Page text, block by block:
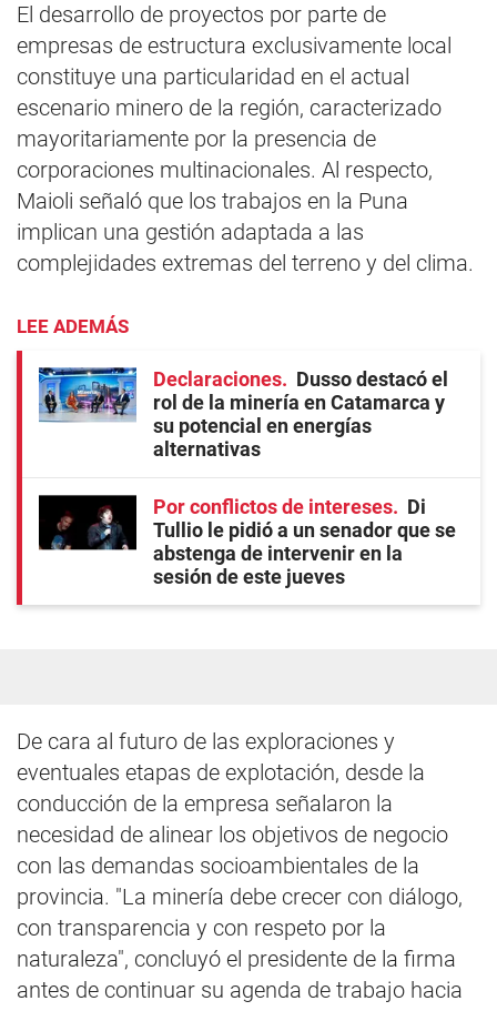
El desarrollo de proyectos por parte de
empresas de estructura exclusivamente local
constituye una particularidad en el actual
escenario minero de la región, caracterizado
mayoritariamente por la presencia de
corporaciones multinacionales. Al respecto,
Maioli señaló que los trabajos en la Puna
implican una gestión adaptada a las
complejidades extremas del terreno y del clima.
LEE ADEMÁS
Declaraciones
Dusso destacó el
rol de la minería en Catamarca y
su potencial en energías
alternativas
Por conflictos de intereses
Di
Tullio le pidió a un senador que se
abstenga de intervenir en la
sesión de este jueves
De cara al futuro de las exploraciones y
eventuales etapas de explotación, desde la
conducción de la empresa señalaron la
necesidad de alinear los objetivos de negocio
con las demandas socioambientales de la
provincia. "La minería debe crecer con diálogo,
con transparencia y con respeto por la
naturaleza", concluyó el presidente de la firma
antes de continuar su agenda de trabajo hacia